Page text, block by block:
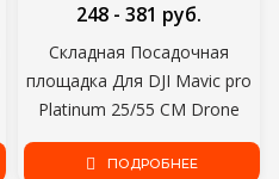
Складная Посадочная
площадка Для DJI Mavic pro
Platinum 25/55 СМ Drone
Parking Apron Pad Для DJI
Mavic Air pro Phantom 4 pro
248 - 381 руб.
ПОДРОБНЕЕ